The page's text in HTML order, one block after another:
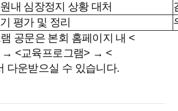
내 심장정지 상황 대처
평가 및 정리
공문은 본회 홈페이지 내 <
→ <교육프로그램> → <
다운받으실 수 있습니다.